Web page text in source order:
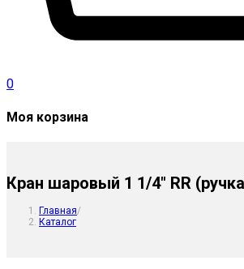
0
Моя корзина
Кран шаровый 1 1/4″ RR
Главная/
Каталог